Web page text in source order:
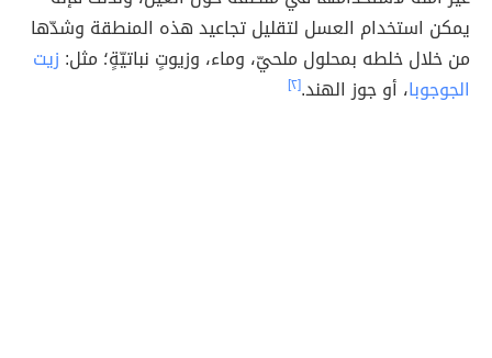
يمكن استخدام العسل لتقليل تجاعيد هذه المنطقة وشدّها
من خلال خلطه بمحلول ملحيّ، وماء، وزيوتٍ نباتيّةٍ؛ مثل: زيت
الجوجوبا، أو جوز الهند.[٢]